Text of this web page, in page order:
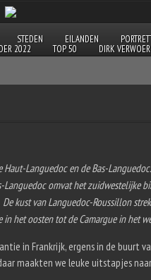
STEDEN EILANDEN
2022 TOP 50 DIRK
Haut-Languedoc en de Bas-
Languedoc omvat het zuidwestelijke
kust van Languedoc-Roussillon
in het oosten tot de Camargue in het
in Frankrijk, ergens in de buurt
maakten we leuke uitstapjes